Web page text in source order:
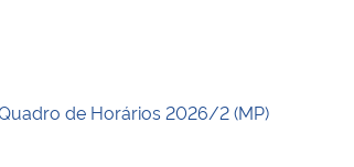
de Horários 2026/2 (MP)